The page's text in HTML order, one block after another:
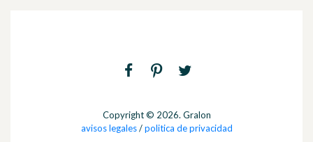
Copyright © 2026. Gralon
avisos legales/politica de privacidad